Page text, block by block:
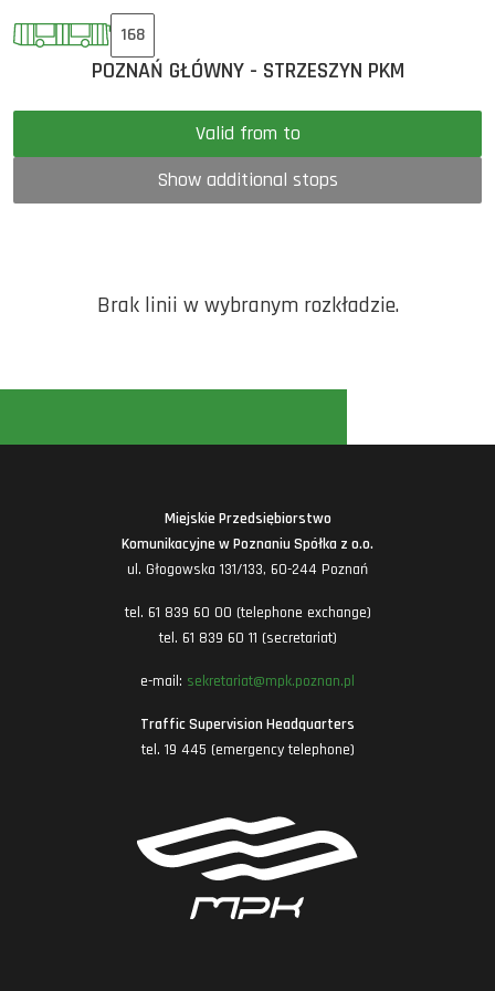
168
POZNAŃ GŁÓWNY - STRZESZYN PKM
Valid from to
Show additional stops
Brak linii w wybranym rozkładzie.
Miejskie Przedsiębiorstwo
Komunikacyjne w Poznaniu Spółka z o.o.
ul. Głogowska 131/133, 60-244 Poznań
tel. 61 839 60 00 (telephone exchange)
tel. 61 839 60 11 (secretariat)
e-mail: sekretariat@mpk.poznan.pl
Traffic Supervision Headquarters
tel. 19 445 (emergency telephone)